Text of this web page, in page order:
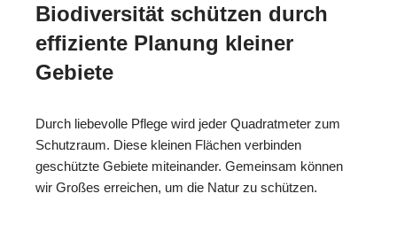
Biodiversität schützen durch
effiziente Planung kleiner
Gebiete
Durch liebevolle Pflege wird jeder Quadratmeter zum
Schutzraum. Diese kleinen Flächen verbinden
geschützte Gebiete miteinander. Gemeinsam können
wir Großes erreichen, um die Natur zu schützen.